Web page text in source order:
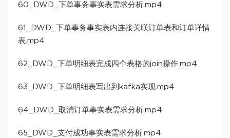
60_DWD_下单事务事实表需求分析.mp4
61_DWD_下单事务事实表内连接关联订单表和订单详情
表.mp4
62_DWD_下单明细表完成四个表格的join操作.mp4
63_DWD_下单明细表写出到kafka实现.mp4
64_DWD_取消订单事实表需求分析.mp4
65_DWD_支付成功事实表需求分析.mp4